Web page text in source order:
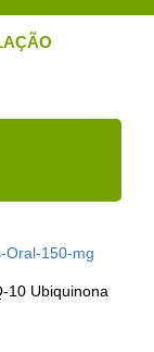
10 Ubiquinona